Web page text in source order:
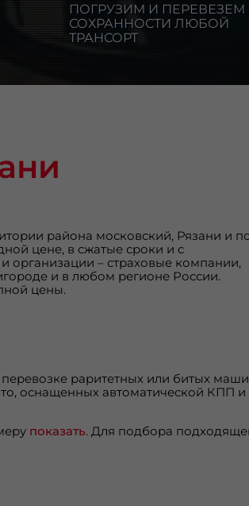
ПОГРУЗИМ И ПЕРЕВЕЗЕМ
СОХРАННОСТИ ЛЮБОЙ
ТРАНСОРТ
района московский, Рязани и
цене, в сжатые сроки и с
организации – страховые компании,
и в любом регионе России.
цены.
раритетных или битых
оснащенных автоматической КПП и
показать. Для подбора